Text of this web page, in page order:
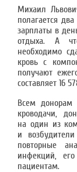
Михаил
полагается
зарплаты в
отдыха. А
необходимо
кровь с
получают
составляет 16
Всем донорам
кроводачи,
на один из
и
повторные
инфекций,
пациентам.